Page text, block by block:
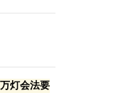
灯会法要